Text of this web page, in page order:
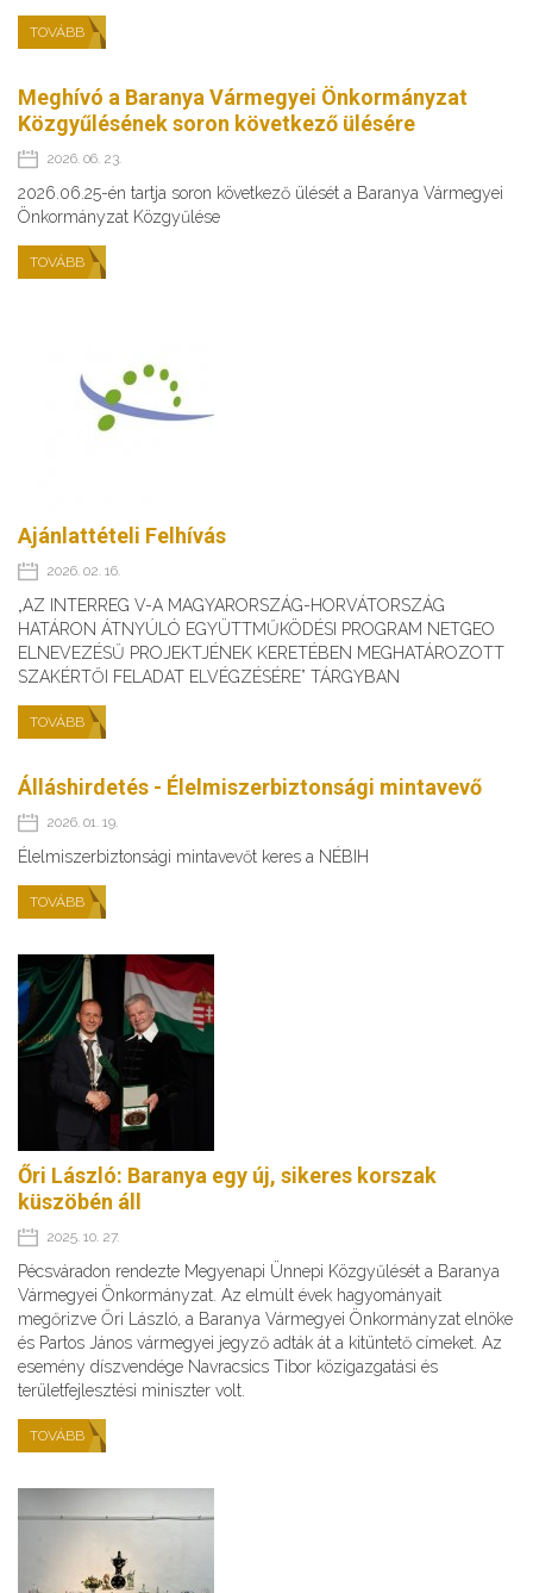
TOVÁBB
Meghívó a Baranya Vármegyei Önkormányzat
Közgyűlésének soron következő ülésére
2026. 06. 23.
2026.06.25-én tartja soron következő ülését a Baranya Vármegyei
Önkormányzat Közgyűlése
TOVÁBB
Ajánlattételi Felhívás
2026. 02. 16.
„AZ INTERREG V-A MAGYARORSZÁG-HORVÁTORSZÁG
HATÁRON ÁTNYÚLÓ EGYÜTTMŰKÖDÉSI PROGRAM NETGEO
ELNEVEZÉSŰ PROJEKTJÉNEK KERETÉBEN MEGHATÁROZOTT
SZAKÉRTŐI FELADAT ELVÉGZÉSÉRE” TÁRGYBAN
TOVÁBB
Álláshirdetés - Élelmiszerbiztonsági mintavevő
2026. 01. 19.
Élelmiszerbiztonsági mintavevőt keres a NÉBIH
TOVÁBB
Őri László: Baranya egy új, sikeres korszak
küszöbén áll
2025. 10. 27.
Pécsváradon rendezte Megyenapi Ünnepi Közgyűlését a Baranya
Vármegyei Önkormányzat. Az elmúlt évek hagyományait
megőrizve Őri László, a Baranya Vármegyei Önkormányzat elnöke
és Partos János vármegyei jegyző adták át a kitüntető címeket. Az
esemény díszvendége Navracsics Tibor közigazgatási és
területfejlesztési miniszter volt.
TOVÁBB